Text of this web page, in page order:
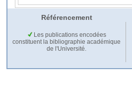
Référencement
Les publications encodées
constituent la bibliographie académique
de l'Université.